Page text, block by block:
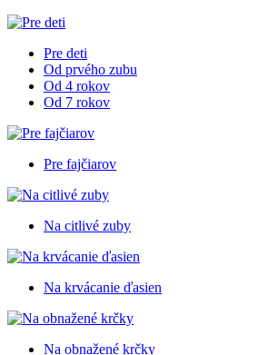
Pre deti
Od prvého zubu
Od 4 rokov
Od 7 rokov
Pre fajčiarov
Na citlivé zuby
Na krvácanie ďasien
Na obnažené krčky